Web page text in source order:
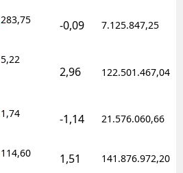
283,75 -0,09 7.125.847,25
5,22
2,96 122.501.467,04
1,74 -1,14 21.576.060,66
114,60 1,51 141.876.972,20